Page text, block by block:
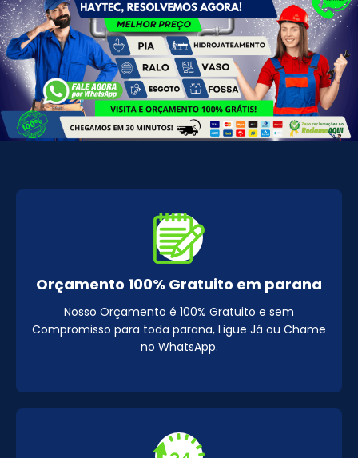
Orçamento 100% Gratuito em parana
Nosso Orçamento é 100% Gratuito e sem
Compromisso para toda parana, Ligue Já ou Chame
no WhatsApp.